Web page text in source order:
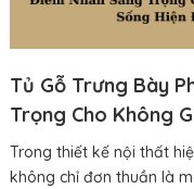
Tủ Gỗ Trưng Bày
Trọng Cho Không
Trong thiết kế nội thất
không chỉ đơn thuần là